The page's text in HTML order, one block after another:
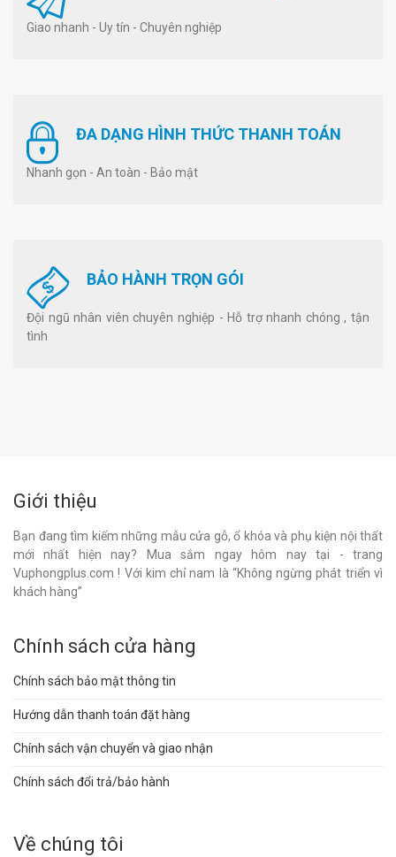
Giao nhanh - Uy tín - Chuyên nghiệp
ĐA DẠNG HÌNH THỨC THANH TOÁN
Nhanh gọn - An toàn - Bảo mật
BẢO HÀNH TRỌN GÓI
Đội ngũ nhân viên chuyên nghiệp - Hỗ trợ nhanh chóng , tận
tình
Giới thiệu
Bạn đang tìm kiếm những mẫu cửa gỗ, ổ khóa và phụ kiện nội thất
mới nhất hiện nay? Mua sắm ngay hôm nay tại - trang
Vuphongplus.com ! Với kim chỉ nam là “Không ngừng phát triển vì
khách hàng”
Chính sách cửa hàng
Chính sách bảo mật thông tin
Hướng dẫn thanh toán đặt hàng
Chính sách vận chuyển và giao nhận
Chính sách đổi trả/bảo hành
Về chúng tôi